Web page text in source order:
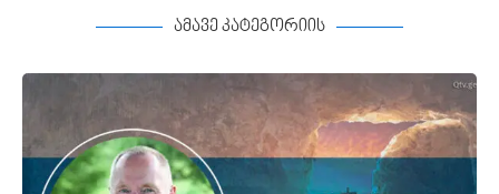
ამავე კატეგორიის